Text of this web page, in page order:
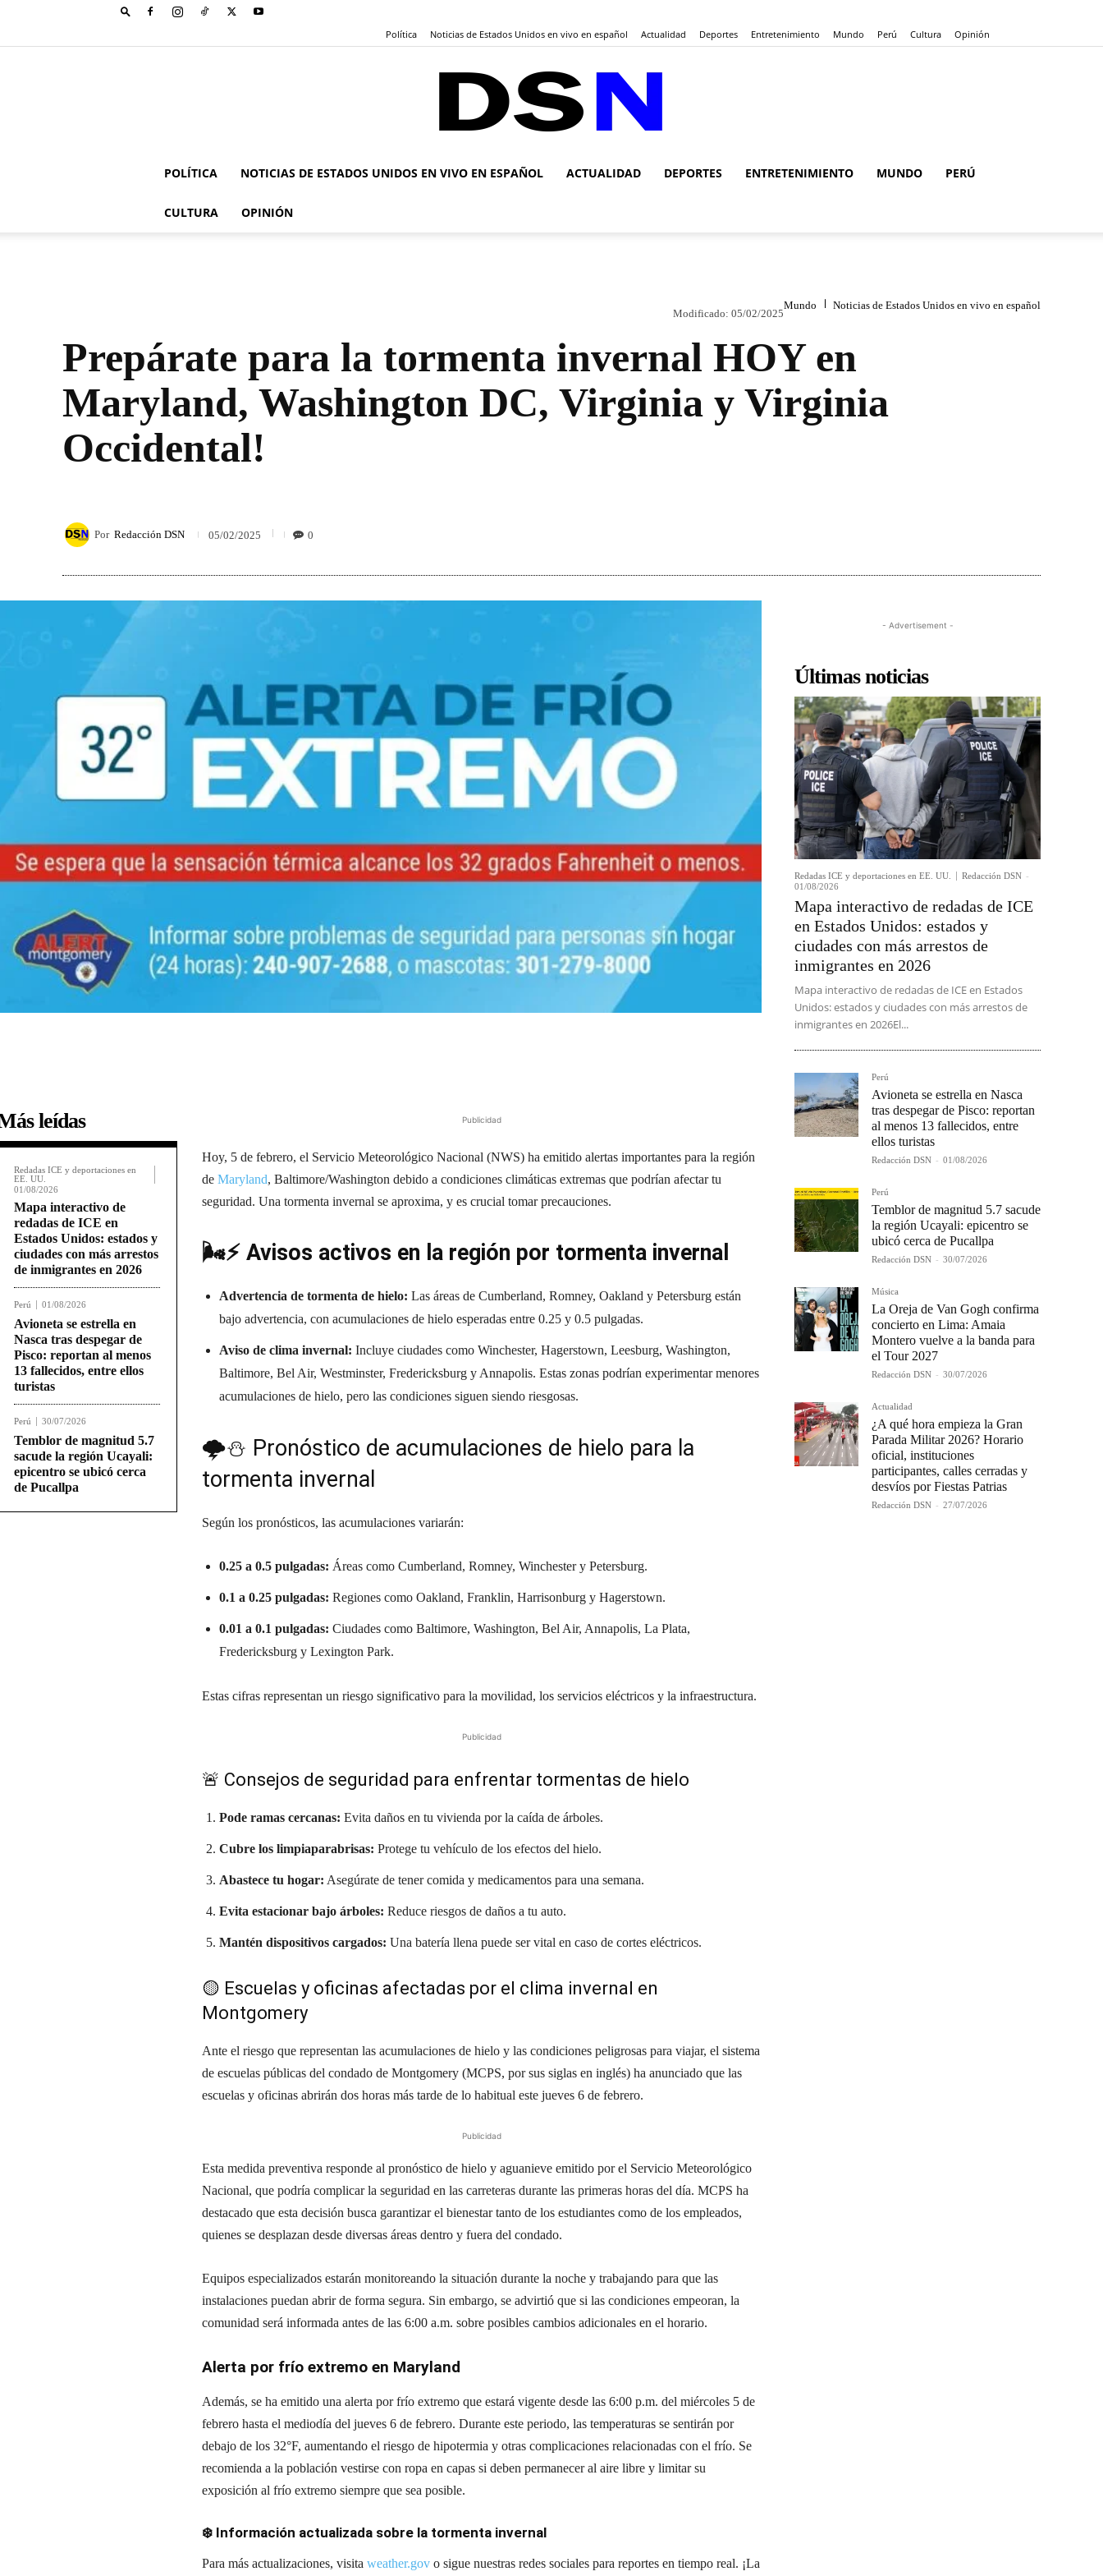
Política Noticias de Estados Unidos en vivo en español Actualidad Deportes Entretenimiento Mundo Perú Cultura Opinión
POLÍTICA NOTICIAS DE ESTADOS UNIDOS EN VIVO EN ESPAÑOL ACTUALIDAD DEPORTES ENTRETENIMIENTO MUNDO PERÚ
CULTURA OPINIÓN
Mundo Noticias de Estados Unidos en vivo en español
Modificado: 05/02/2025
Prepárate para la tormenta invernal HOY en
Maryland, Washington DC, Virginia y Virginia
Occidental!
Por Redacción DSN 05/02/2025 0
leídas
Redadas ICE y deportaciones en
EE. UU.
01/08/2026
Mapa interactivo de
redadas de ICE en
Estados Unidos: estados y
ciudades con más arrestos
de inmigrantes en 2026
Perú 01/08/2026
Avioneta se estrella en
Nasca tras despegar de
Pisco: reportan al menos
13 fallecidos, entre ellos
turistas
Perú 30/07/2026
Temblor de magnitud 5.7
sacude la región Ucayali:
epicentro se ubicó cerca
de Pucallpa
Publicidad
Hoy, 5 de febrero, el Servicio Meteorológico Nacional (NWS) ha emitido alertas importantes para la región
de Maryland, Baltimore/Washington debido a condiciones climáticas extremas que podrían afectar tu
seguridad. Una tormenta invernal se aproxima, y es crucial tomar precauciones.
🌬️⚡ Avisos activos en la región por tormenta invernal
Advertencia de tormenta de hielo: Las áreas de Cumberland, Romney, Oakland y Petersburg están
bajo advertencia, con acumulaciones de hielo esperadas entre 0.25 y 0.5 pulgadas.
Aviso de clima invernal: Incluye ciudades como Winchester, Hagerstown, Leesburg, Washington,
Baltimore, Bel Air, Westminster, Fredericksburg y Annapolis. Estas zonas podrían experimentar menores
acumulaciones de hielo, pero las condiciones siguen siendo riesgosas.
🌩⛄ Pronóstico de acumulaciones de hielo para la
tormenta invernal
Según los pronósticos, las acumulaciones variarán:
0.25 a 0.5 pulgadas: Áreas como Cumberland, Romney, Winchester y Petersburg.
0.1 a 0.25 pulgadas: Regiones como Oakland, Franklin, Harrisonburg y Hagerstown.
0.01 a 0.1 pulgadas: Ciudades como Baltimore, Washington, Bel Air, Annapolis, La Plata,
Fredericksburg y Lexington Park.
Estas cifras representan un riesgo significativo para la movilidad, los servicios eléctricos y la infraestructura.
Publicidad
🚨 Consejos de seguridad para enfrentar tormentas de hielo
Pode ramas cercanas: Evita daños en tu vivienda por la caída de árboles.
Cubre los limpiaparabrisas: Protege tu vehículo de los efectos del hielo.
Abastece tu hogar: Asegúrate de tener comida y medicamentos para una semana.
Evita estacionar bajo árboles: Reduce riesgos de daños a tu auto.
Mantén dispositivos cargados: Una batería llena puede ser vital en caso de cortes eléctricos.
🟡 Escuelas y oficinas afectadas por el clima invernal en
Montgomery
Ante el riesgo que representan las acumulaciones de hielo y las condiciones peligrosas para viajar, el sistema
de escuelas públicas del condado de Montgomery (MCPS, por sus siglas en inglés) ha anunciado que las
escuelas y oficinas abrirán dos horas más tarde de lo habitual este jueves 6 de febrero.
Publicidad
Esta medida preventiva responde al pronóstico de hielo y aguanieve emitido por el Servicio Meteorológico
Nacional, que podría complicar la seguridad en las carreteras durante las primeras horas del día. MCPS ha
destacado que esta decisión busca garantizar el bienestar tanto de los estudiantes como de los empleados,
quienes se desplazan desde diversas áreas dentro y fuera del condado.
Equipos especializados estarán monitoreando la situación durante la noche y trabajando para que las
instalaciones puedan abrir de forma segura. Sin embargo, se advirtió que si las condiciones empeoran, la
comunidad será informada antes de las 6:00 a.m. sobre posibles cambios adicionales en el horario.
Alerta por frío extremo en Maryland
Además, se ha emitido una alerta por frío extremo que estará vigente desde las 6:00 p.m. del miércoles 5 de
febrero hasta el mediodía del jueves 6 de febrero. Durante este periodo, las temperaturas se sentirán por
debajo de los 32°F, aumentando el riesgo de hipotermia y otras complicaciones relacionadas con el frío. Se
recomienda a la población vestirse con ropa en capas si deben permanecer al aire libre y limitar su
exposición al frío extremo siempre que sea posible.
❄️ Información actualizada sobre la tormenta invernal
Para más actualizaciones, visita weather.gov o sigue nuestras redes sociales para reportes en tiempo real. ¡La
- Advertisement -
Últimas noticias
Redadas ICE y deportaciones en EE. UU. Redacción DSN -
01/08/2026
Mapa interactivo de redadas de ICE
en Estados Unidos: estados y
ciudades con más arrestos de
inmigrantes en 2026
Mapa interactivo de redadas de ICE en Estados
Unidos: estados y ciudades con más arrestos de
inmigrantes en 2026El...
Perú
Avioneta se estrella en Nasca
tras despegar de Pisco: reportan
al menos 13 fallecidos, entre
ellos turistas
Redacción DSN - 01/08/2026
Perú
Temblor de magnitud 5.7 sacude
la región Ucayali: epicentro se
ubicó cerca de Pucallpa
Redacción DSN - 30/07/2026
Música
La Oreja de Van Gogh confirma
concierto en Lima: Amaia
Montero vuelve a la banda para
el Tour 2027
Redacción DSN - 30/07/2026
Actualidad
¿A qué hora empieza la Gran
Parada Militar 2026? Horario
oficial, instituciones
participantes, calles cerradas y
desvíos por Fiestas Patrias
Redacción DSN - 27/07/2026